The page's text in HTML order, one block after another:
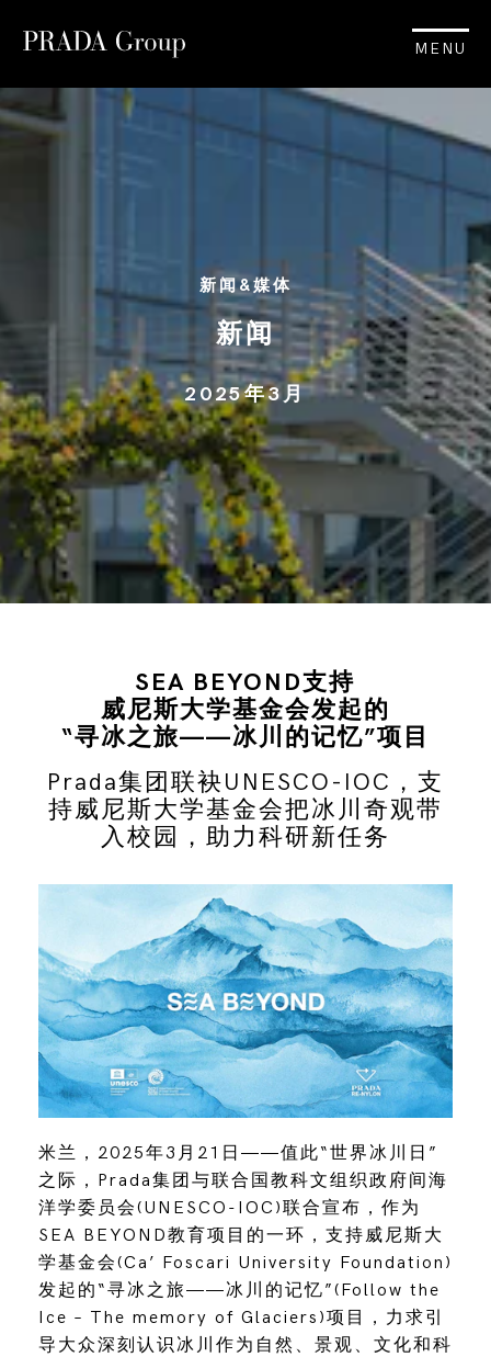
MENU
新闻&媒体
新闻
2025年3月
SEA BEYOND支持
威尼斯大学基金会发起的
“寻冰之旅——冰川的记忆”项目
Prada集团联袂UNESCO-IOC，支
持威尼斯大学基金会把冰川奇观带
入校园，助力科研新任务
米兰，2025年3月21日——值此“世界冰川日”
之际，Prada集团与联合国教科文组织政府间海
洋学委员会(UNESCO-IOC)联合宣布，作为
SEA BEYOND教育项目的一环，支持威尼斯大
学基金会(Ca’ Foscari University Foundation)
发起的“寻冰之旅——冰川的记忆”(Follow the
Ice – The memory of Glaciers)项目，力求引
导大众深刻认识冰川作为自然、景观、文化和科